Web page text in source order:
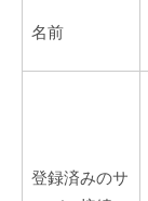
名前
登録済みのサ